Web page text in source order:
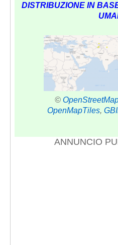
DISTRIBUZIONE IN
©
OpenMapTiles,
ANNUNCIO